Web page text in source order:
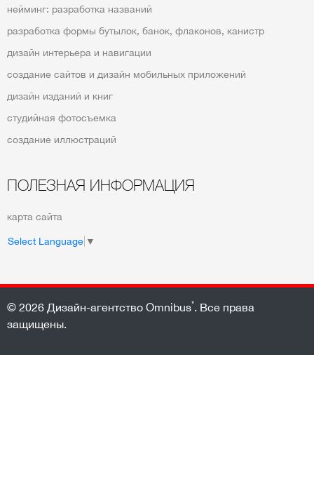
нейминг: разработка названий
разработка формы бутылок, банок, флаконов, канистр
дизайн интерьера и навигации
создание сайтов и дизайн мобильных приложений
дизайн изданий и книг
студийная фотосъемка
создание иллюстраций
ПОЛЕЗНАЯ ИНФОРМАЦИЯ
карта сайта
Select Language ▼
© 2026 Дизайн-агентство Omnibus*. Все права
защищены.